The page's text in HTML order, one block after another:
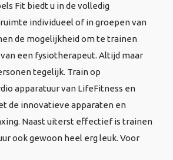
Fit biedt u in de volledig
individueel of in groepen van
de mogelijkheid om te trainen
een fysiotherapeut. Altijd maar
tegelijk. Train op
apparatuur van LifeFitness en
de innovatieve apparaten en
Naast uiterst effectief is trainen
ook gewoon heel erg leuk. Voor